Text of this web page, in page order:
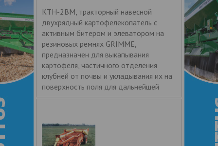
КТН-2ВМ, тракторный навесной
двухрядный картофелекопатель с
активным битером и элеватором на
резиновых ремнях GRIMME,
предназначен для выкапывания
картофеля, частичного отделения
клубней от почвы и укладывания их на
поверхность поля для дальнейшей